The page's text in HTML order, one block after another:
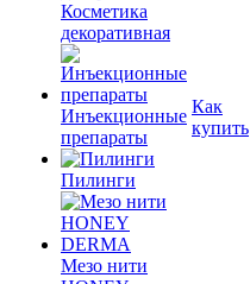
Косметика
декоративная
Инъекционные
препараты
Пилинги
Мезо нити
Как
купить